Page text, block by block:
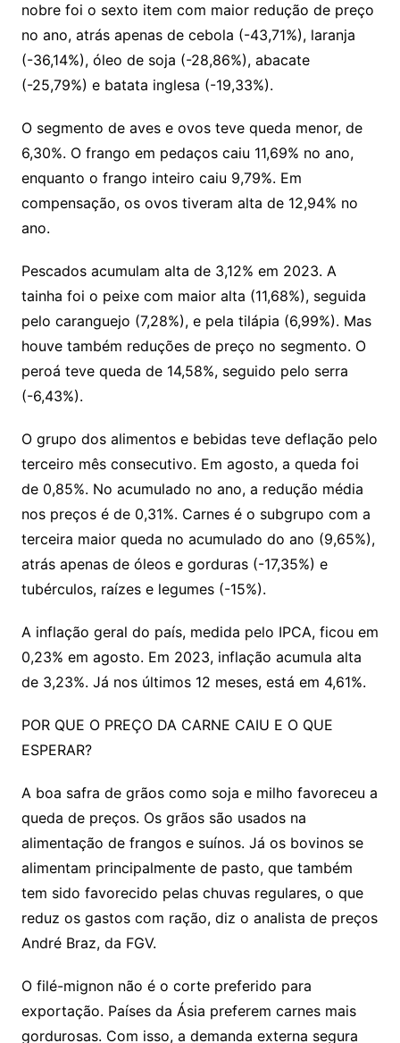
nobre foi o sexto item com maior redução de preço
no ano, atrás apenas de cebola (-43,71%), laranja
(-36,14%), óleo de soja (-28,86%), abacate
(-25,79%) e batata inglesa (-19,33%).
O segmento de aves e ovos teve queda menor, de
6,30%. O frango em pedaços caiu 11,69% no ano,
enquanto o frango inteiro caiu 9,79%. Em
compensação, os ovos tiveram alta de 12,94% no
ano.
Pescados acumulam alta de 3,12% em 2023. A
tainha foi o peixe com maior alta (11,68%), seguida
pelo caranguejo (7,28%), e pela tilápia (6,99%). Mas
houve também reduções de preço no segmento. O
peroá teve queda de 14,58%, seguido pelo serra
(-6,43%).
O grupo dos alimentos e bebidas teve deflação pelo
terceiro mês consecutivo. Em agosto, a queda foi
de 0,85%. No acumulado no ano, a redução média
nos preços é de 0,31%. Carnes é o subgrupo com a
terceira maior queda no acumulado do ano (9,65%),
atrás apenas de óleos e gorduras (-17,35%) e
tubérculos, raízes e legumes (-15%).
A inflação geral do país, medida pelo IPCA, ficou em
0,23% em agosto. Em 2023, inflação acumula alta
de 3,23%. Já nos últimos 12 meses, está em 4,61%.
POR QUE O PREÇO DA CARNE CAIU E O QUE
ESPERAR?
A boa safra de grãos como soja e milho favoreceu a
queda de preços. Os grãos são usados na
alimentação de frangos e suínos. Já os bovinos se
alimentam principalmente de pasto, que também
tem sido favorecido pelas chuvas regulares, o que
reduz os gastos com ração, diz o analista de preços
André Braz, da FGV.
O filé-mignon não é o corte preferido para
exportação. Países da Ásia preferem carnes mais
gordurosas. Com isso, a demanda externa segura